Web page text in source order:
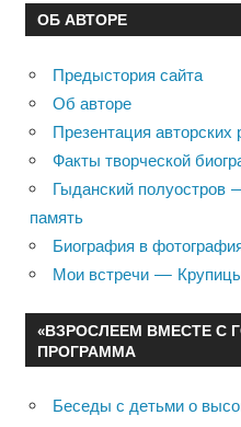
ОБ АВТОРЕ
Предыстория сайта
Об авторе
Презентация авторских
Факты творческой
Гыданский полуостров
память
Биография в
Мои встречи — Крупицы
«ВЗРОСЛЕЕМ ВМЕСТЕ С
ПРОГРАММА
Беседы с детьми о